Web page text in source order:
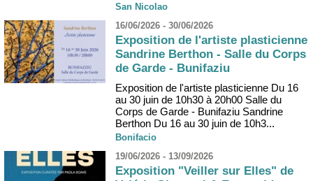
San Nicolao
16/06/2026 - 30/06/2026
Exposition de l'artiste plasticienne
Sandrine Berthon - Salle du Corps
de Garde - Bunifaziu
Exposition de l'artiste plasticienne Du 16
au 30 juin de 10h30 à 20h00 Salle du
Corps de Garde - Bunifaziu Sandrine
Berthon Du 16 au 30 juin de 10h3...
Bonifacio
19/06/2026 - 13/09/2026
Exposition "Veiller sur Elles" de